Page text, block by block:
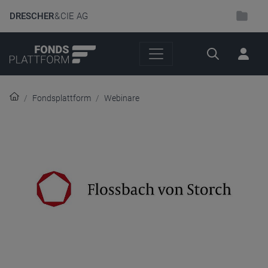
DRESCHER& CIE AG
Suche
Fondsplattform Webinare